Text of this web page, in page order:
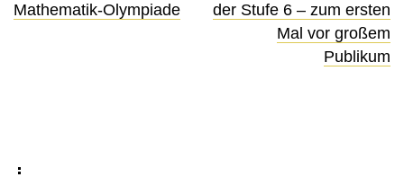
Mathematik-Olympiade
der Stufe 6 – zum ersten
Mal vor großem
Publikum